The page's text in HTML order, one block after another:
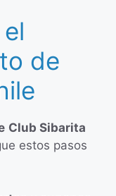
de
Club Sibarita
estos pasos